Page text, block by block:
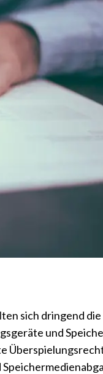
sich dringend die
und